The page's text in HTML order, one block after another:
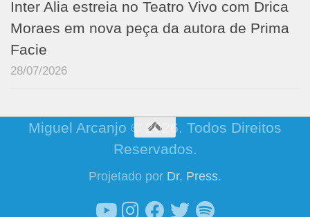
Inter Alia estreia no Teatro Vivo com Drica
Moraes em nova peça da autora de Prima
Facie
28/07/2026
Miguel Arcanjo © 2026. Todos Direitos
Reservados.
Projetado por Dr. Press.